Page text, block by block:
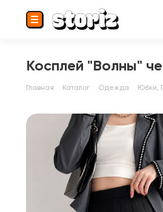
Косплей "Волны"
Главная Каталог Одежда Юбки,